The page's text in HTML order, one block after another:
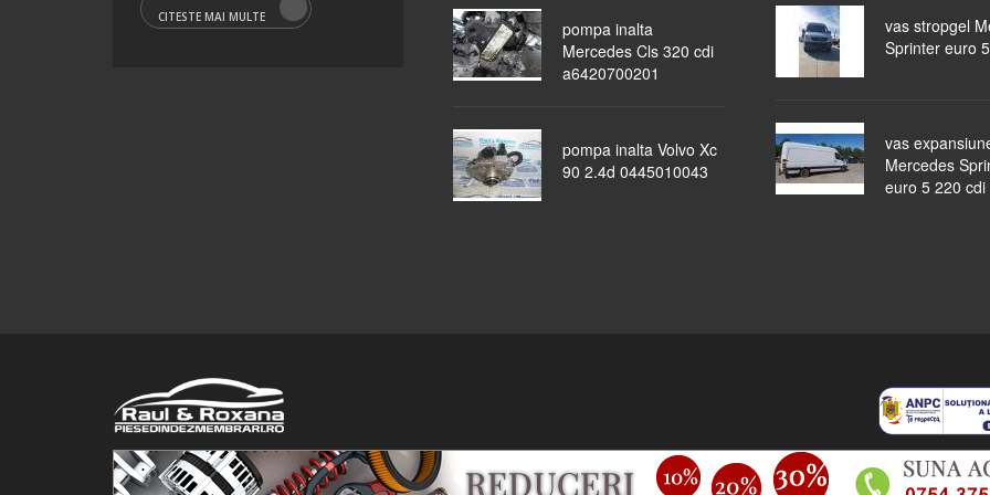
CITESTE MAI MULTE
pompa inalta
Mercedes Cls 320 cdi
a6420700201
pompa inalta Volvo Xc
90 2.4d 0445010043
vas stropgel
Sprinter euro
vas
Mercedes
euro 5 220 cdi
© 2016 Raul&Roxana SRL. Toate drepturile rezervate. piese auto masini dezmembrate ocazii lichidari